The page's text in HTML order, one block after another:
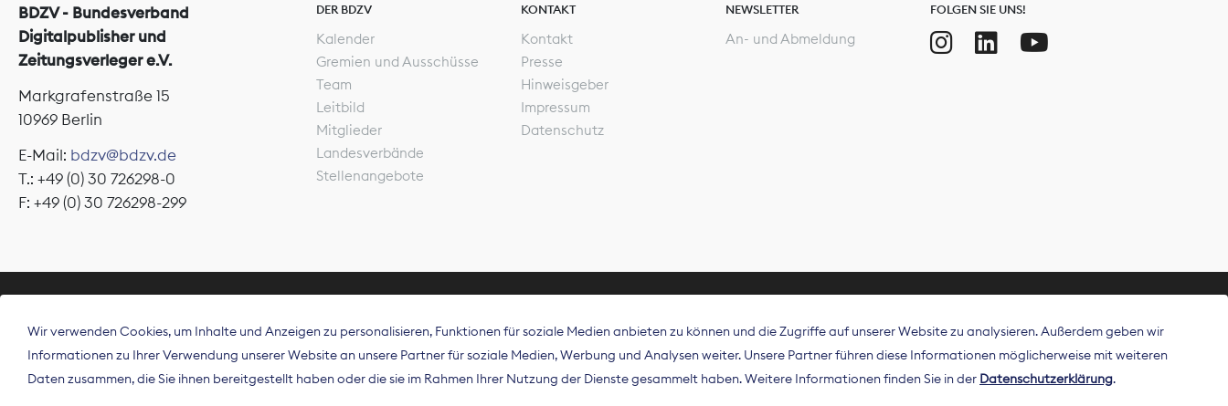
BDZV - Bundesverband
Digitalpublisher und
Zeitungsverleger e.V.
Markgrafenstraße 15
10969 Berlin
E-Mail: bdzv@bdzv.de
T.: +49 (0) 30 726298-0
F: +49 (0) 30 726298-299
DER BDZV
Kalender
Gremien und Ausschüsse
Team
Leitbild
Mitglieder
Landesverbände
Stellenangebote
KONTAKT
Kontakt
Presse
Hinweisgeber
Impressum
Datenschutz
NEWSLETTER
An- und Abmeldung
FOLGEN SIE UNS!
Der Bundesverband Digitalpublisher und Zeitungsverleger (BDZV) vertritt als
Spitzenorganisation die Interessen der Zeitungsverlage und digitalen Publisher in
Deutschland und auf EU-Ebene.
Wir verwenden Cookies, um Inhalte und Anzeigen zu personalisieren, Funktionen für soziale Medien anbieten zu können und die Zugriffe auf unserer Website zu analysieren. Außerdem geben wir
Informationen zu Ihrer Verwendung unserer Website an unsere Partner für soziale Medien, Werbung und Analysen weiter. Unsere Partner führen diese Informationen möglicherweise mit weiteren
Daten zusammen, die Sie ihnen bereitgestellt haben oder die sie im Rahmen Ihrer Nutzung der Dienste gesammelt haben. Weitere Informationen finden Sie in der Datenschutzerklärung.